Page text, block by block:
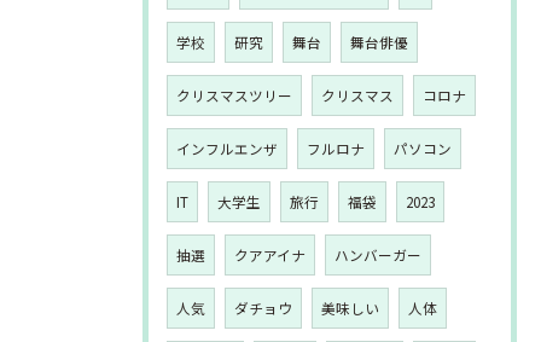
学校 研究 舞台 舞台俳優
クリスマスツリー クリスマス コロナ
インフルエンザ フルロナ パソコン
IT 大学生 旅行 福袋 2023
抽選 クアアイナ ハンバーガー
人気 ダチョウ 美味しい 人体